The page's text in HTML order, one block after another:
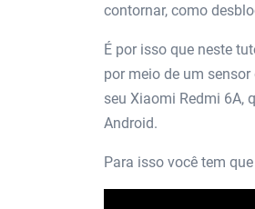
contornar, como
É por isso que neste
por meio de um
seu Xiaomi Redmi 6A,
Android.
Para isso você tem